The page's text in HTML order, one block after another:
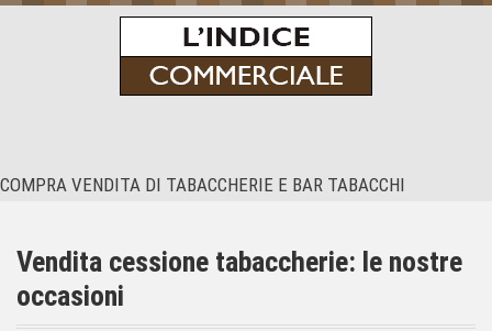
COMPRA VENDITA DI TABACCHERIE E BAR TABACCHI
Le nostre proposte
Speciale Bar e Ristoranti
Vendita cessione tabaccherie: le nostre
occasioni